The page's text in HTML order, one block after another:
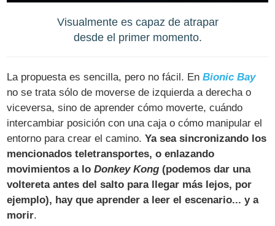
Visualmente es capaz de atrapar
desde el primer momento.
La propuesta es sencilla, pero no fácil. EnBionic Bay
no se trata sólo de moverse de izquierda a derecha o
viceversa, sino de aprender cómo moverte, cuándo
intercambiar posición con una caja o cómo manipular el
entorno para crear el camino.Ya sea sincronizando los
mencionados teletransportes, o enlazando
movimientos a loDonkey Kong (podemos dar una
voltereta antes del salto para llegar más lejos, por
ejemplo), hay que aprender a leer el escenario... y a
morir.